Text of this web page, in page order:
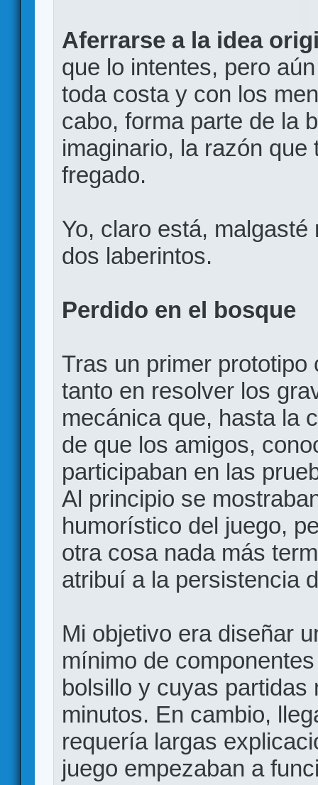
Aferrarse a la idea
que lo intentes, pero
toda costa y con los
cabo, forma parte de la
imaginario, la razón
fregado.
Yo, claro está,
dos laberintos.
Perdido en el bosque
Tras un primer
tanto en resolver los
mecánica que, hasta la
de que los amigos,
participaban en las
Al principio se
humorístico del juego,
otra cosa nada más
atribuí a la persistencia
Mi objetivo era diseñar
mínimo de
bolsillo y cuyas
minutos. En cambio,
requería largas
juego empezaban a